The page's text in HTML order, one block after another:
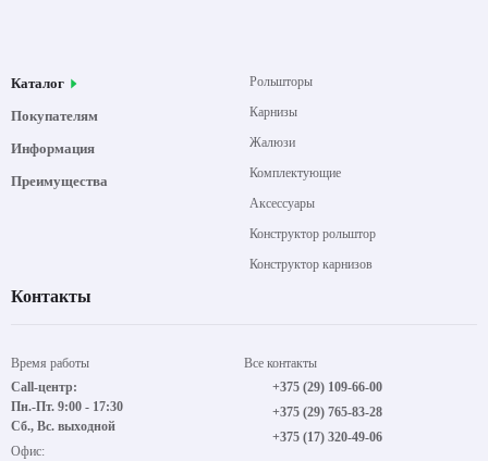
Каталог
Покупателям
Информация
Преимущества
Рольшторы
Карнизы
Жалюзи
Комплектующие
Аксессуары
Конструктор рольштор
Конструктор карнизов
Контакты
Время работы
Call-центр:
Пн.-Пт. 9:00 - 17:30
Сб., Вс. выходной
Офис:
Все контакты
+375 (29) 109-66-00
+375 (29) 765-83-28
+375 (17) 320-49-06